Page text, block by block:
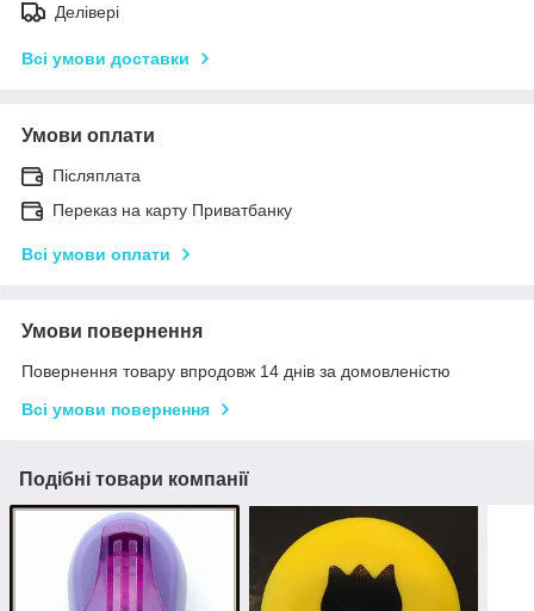
Делівері
Всі умови доставки
Умови оплати
Післяплата
Переказ на карту Приватбанку
Всі умови оплати
Умови повернення
Повернення товару впродовж 14 днів за домовленістю
Всі умови повернення
Подібні товари компанії